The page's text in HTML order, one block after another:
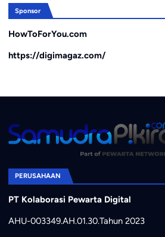
Sponsor
HowToForYou.com
https://digimagaz.com/
PERUSAHAAN
PT Kolaborasi Pewarta Digital
AHU-003349.AH.01.30.Tahun 2023